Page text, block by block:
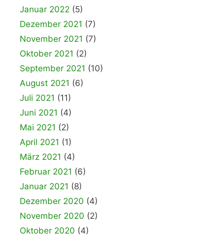
Januar 2022 (5)
Dezember 2021 (7)
November 2021 (7)
Oktober 2021 (2)
September 2021 (10)
August 2021 (6)
Juli 2021 (11)
Juni 2021 (4)
Mai 2021 (2)
April 2021 (1)
März 2021 (4)
Februar 2021 (6)
Januar 2021 (8)
Dezember 2020 (4)
November 2020 (2)
Oktober 2020 (4)